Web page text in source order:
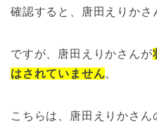
確認すると、唐田えりかさ
ですが、唐田えりかさんが
はされていません。
こちらは、唐田えりかさん